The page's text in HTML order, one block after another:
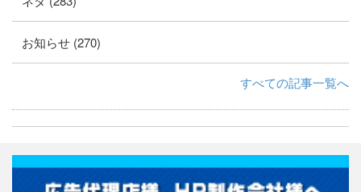
お知らせ (270)
すべての記事一覧へ